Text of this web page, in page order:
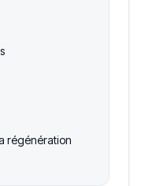
régénération